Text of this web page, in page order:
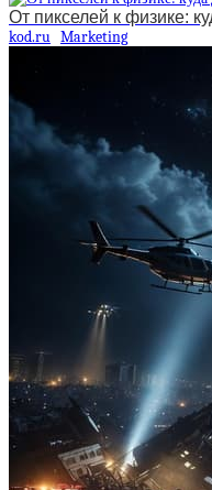
От пикселей к физике:
kod.ru Marketing